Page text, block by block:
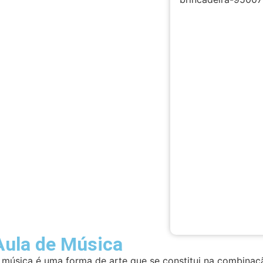
de Música
é uma forma de arte que se constitui na